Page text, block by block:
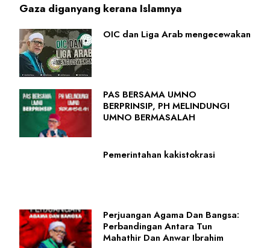
Gaza diganyang kerana Islamnya
OIC dan Liga Arab mengecewakan
PAS BERSAMA UMNO
BERPRINSIP, PH MELINDUNGI
UMNO BERMASALAH
Pemerintahan kakistokrasi
Perjuangan Agama Dan Bangsa:
Perbandingan Antara Tun
Mahathir Dan Anwar Ibrahim